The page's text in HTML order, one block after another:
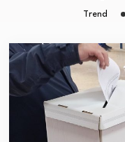
Trend